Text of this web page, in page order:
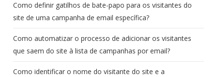
Como definir gatilhos de bate-papo para os visitantes do
site de uma campanha de email específica?
Como automatizar o processo de adicionar os visitantes
que saem do site à lista de campanhas por email?
Como identificar o nome do visitante do site e a